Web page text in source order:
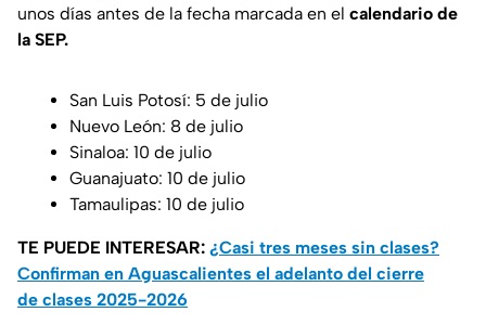
unos días antes de la fecha marcada en el calendario de
la SEP.
San Luis Potosí: 5 de julio
Nuevo León: 8 de julio
Sinaloa: 10 de julio
Guanajuato: 10 de julio
Tamaulipas: 10 de julio
TE PUEDE INTERESAR: ¿Casi tres meses sin clases?
Confirman en Aguascalientes el adelanto del cierre
de clases 2025-2026